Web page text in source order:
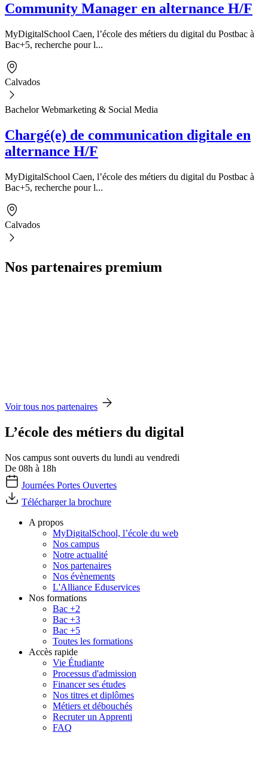
Community Manager en alternance H/F
MyDigitalSchool Caen, l’école des métiers du digital du Postbac à
Bac+5, recherche pour l...
Calvados
Bachelor Webmarketing & Social Media
Chargé(e) de communication digitale en
alternance H/F
MyDigitalSchool Caen, l’école des métiers du digital du Postbac à
Bac+5, recherche pour l...
Calvados
Nos partenaires premium
Voir tous nos partenaires
L’école des métiers du digital
Nos campus sont ouverts du lundi au vendredi
De 08h à 18h
Journées Portes Ouvertes
Télécharger la brochure
A propos
MyDigitalSchool, l’école du web
Nos campus
Notre actualité
Nos partenaires
Nos évènements
L'Alliance Eduservices
Nos formations
Bac +2
Bac +3
Bac +5
Toutes les formations
Accès rapide
Vie Étudiante
Processus d'admission
Financer ses études
Nos titres et diplômes
Métiers et débouchés
Recruter un Apprenti
FAQ